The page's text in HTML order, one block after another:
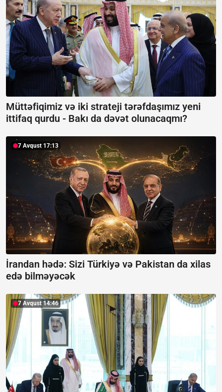
Müttəfiqimiz və iki strateji tərəfdaşımız yeni
ittifaq qurdu - Bakı da dəvət olunacaqmı?
7 Avqust 17:13
İrandan hədə: Sizi Türkiyə və Pakistan da xilas
edə bilməyəcək
7 Avqust 14:46